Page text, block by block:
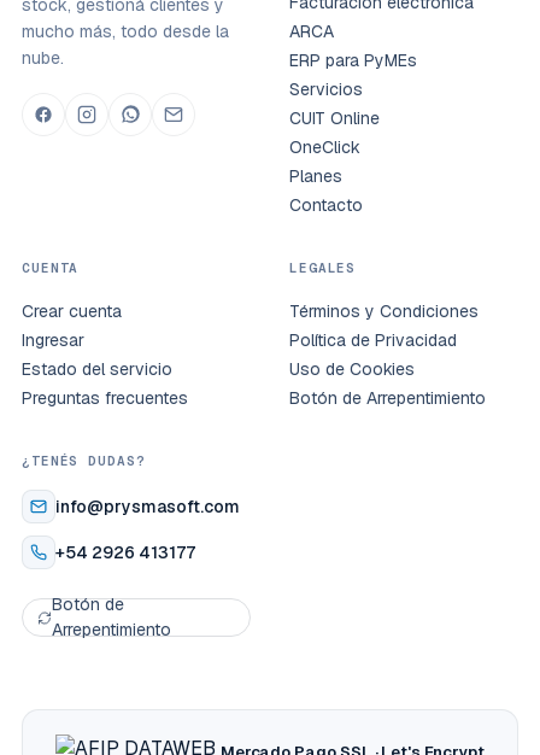
stock, gestioná clientes y
mucho más, todo desde la
nube.
ARCA
ERP para PyMEs
Servicios
CUIT Online
OneClick
Planes
Contacto
CUENTA
Crear cuenta
Ingresar
Estado del servicio
Preguntas frecuentes
LEGALES
Términos y Condiciones
Política de Privacidad
Uso de Cookies
Botón de Arrepentimiento
¿TENÉS DUDAS?
info@prysmasoft.com
+54 2926 413177
Botón de
Arrepentimiento